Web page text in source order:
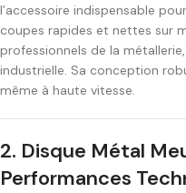
l’accessoire indispensable
coupes rapides et nettes sur
professionnels de la
industrielle. Sa conception
même à haute vitesse.
2. Disque Métal
Performances